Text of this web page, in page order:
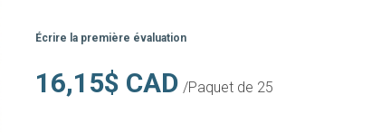
Écrire la première évaluation
16,15$ CAD /Paquet de 25